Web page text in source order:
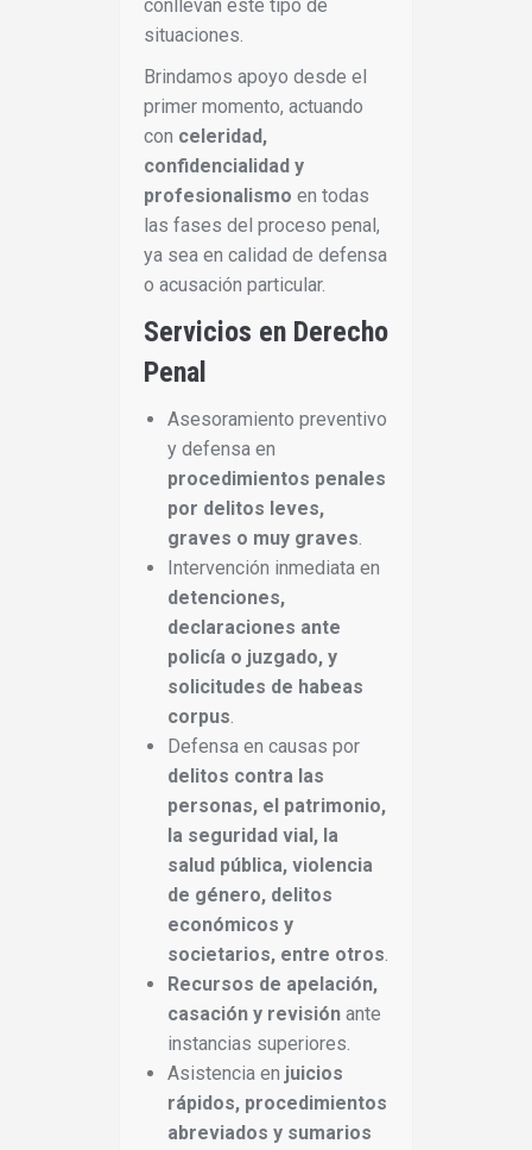
conllevan este tipo de
situaciones.
Brindamos apoyo desde el
primer momento, actuando
con celeridad,
confidencialidad y
profesionalismo en todas
las fases del proceso penal,
ya sea en calidad de defensa
o acusación particular.
Servicios en Derecho
Penal
Asesoramiento preventivo
y defensa en
procedimientos penales
por delitos leves,
graves o muy graves.
Intervención inmediata en
detenciones,
declaraciones ante
policía o juzgado, y
solicitudes de habeas
corpus.
Defensa en causas por
delitos contra las
personas, el patrimonio,
la seguridad vial, la
salud pública, violencia
de género, delitos
económicos y
societarios, entre otros.
Recursos de apelación,
casación y revisión ante
instancias superiores.
Asistencia en juicios
rápidos, procedimientos
abreviados y sumarios